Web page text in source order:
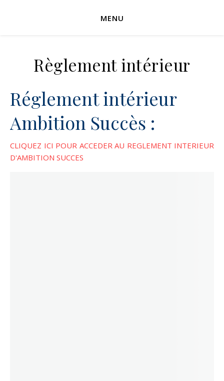
MENU
Règlement intérieur
Réglement intérieur
Ambition Succès :
CLIQUEZ ICI POUR ACCEDER AU REGLEMENT INTERIEUR
D'AMBITION SUCCES